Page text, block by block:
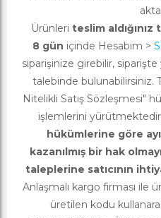
Ürünleri teslim
8 gün içinde Hesabım >
siparişinize girebilir,
talebinde bulunabilirsiniz.
Nitelikli Satış Sözleşmesi"
işlemlerini
hükümlerine göre
kazanılmış bir hak
taleplerine satıcının
Anlaşmalı kargo firması ile
üretilen kodu